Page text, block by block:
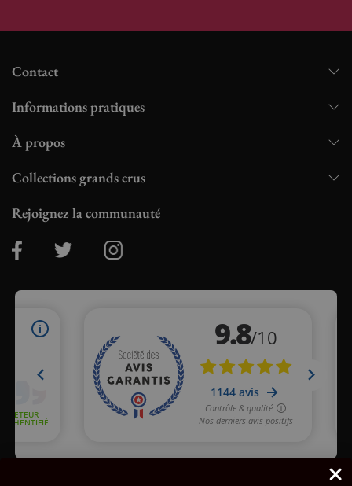
Contact
Informations pratiques
À propos
Collections grands crus
Rejoignez la communauté